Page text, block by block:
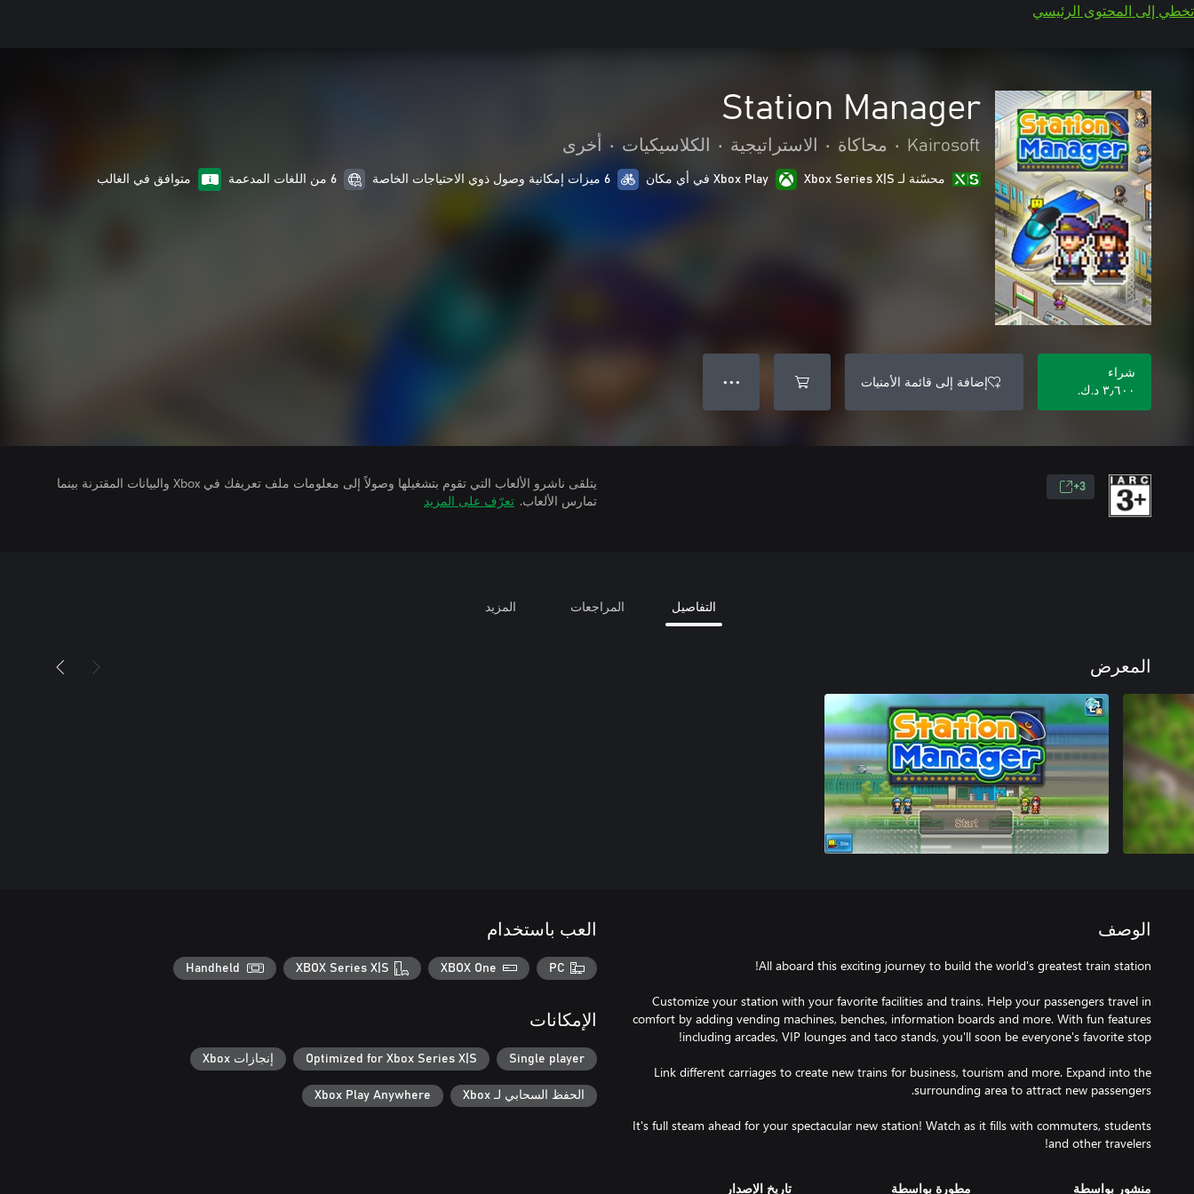
تخطي إلى المحتوى الرئيسي
Station Manager
Kairosoft
• محاكاة • الاستراتيجية • الكلاسيكيات • أخرى
محسّنة لـ Xbox Series X|S Xbox Play في أي مكان 6 ميزات إمكانية وصول ذوي الاحتياجات الخاصة 6 من اللغات المدعمة متوافق في الغالب
شراء
٣٫٦٠٠ د.ك.‏
إضافة إلى قائمة الأمنيات ● ● ●
3+
يتلقى ناشرو الألعاب التي تقوم بتشغيلها وصولاً إلى معلومات ملف تعريفك في Xbox والبيانات المقترنة بينما
تمارس الألعاب. تعرّف على المزيد
التفاصيل المراجعات المزيد
المعرض
الوصف
Customize your station with your favorite facilities and trains. Help your passengers travel in
comfort by adding vending machines, benches, information boards and more. With fun features
Link different carriages to create new trains for business, tourism and more. Expand into the
It's full steam ahead for your spectacular new station! Watch as it fills with commuters, students
and other travelers!
منشور بواسطة مطورة بواسطة تاريخ الإصدار
العب باستخدام
PC
XBOX One
XBOX Series X|S
Handheld
الإمكانات
Single player
Optimized for Xbox Series X|S إنجازات Xbox
الحفظ السحابي لـ Xbox Xbox Play Anywhere